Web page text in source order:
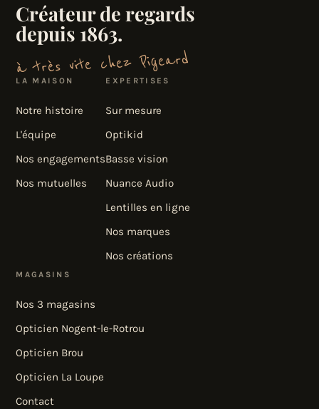
Créateur de regards
depuis 1863.
à très vite chez Pigeard
LA MAISON
Notre histoire
L'équipe
Nos engagements
Nos mutuelles
EXPERTISES
Sur mesure
Optikid
Basse vision
Nuance Audio
Lentilles en ligne
Nos marques
Nos créations
MAGASINS
Nos 3 magasins
Opticien Nogent-le-Rotrou
Opticien Brou
Opticien La Loupe
Contact